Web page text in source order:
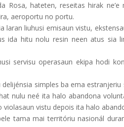
Rosa, hateten, reseitas hirak
aeroportu no portu.
laran liuhusi emisaun vistu,
ida hitu nolu resin neen atus sia
servisu operasaun ekipa hodi
simples ba ema estranjeriu
nulu neé ita halo abandona
violasaun vistu depois ita halo
tama mai territóriu nasionál